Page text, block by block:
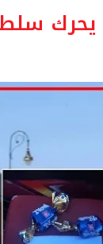
يحرك